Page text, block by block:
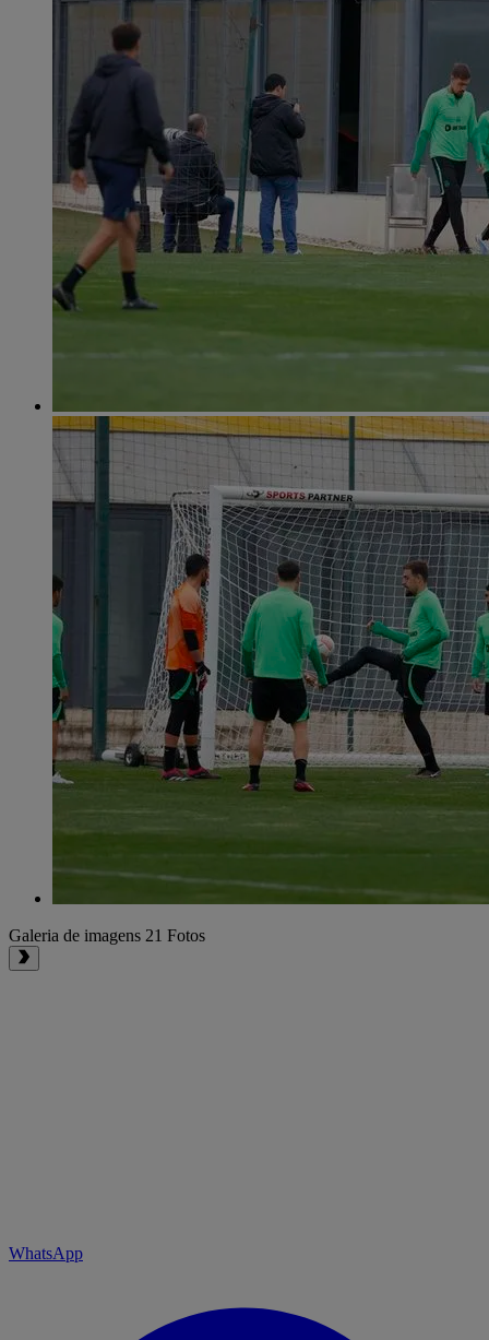
Galeria de imagens 21 Fotos
WhatsApp